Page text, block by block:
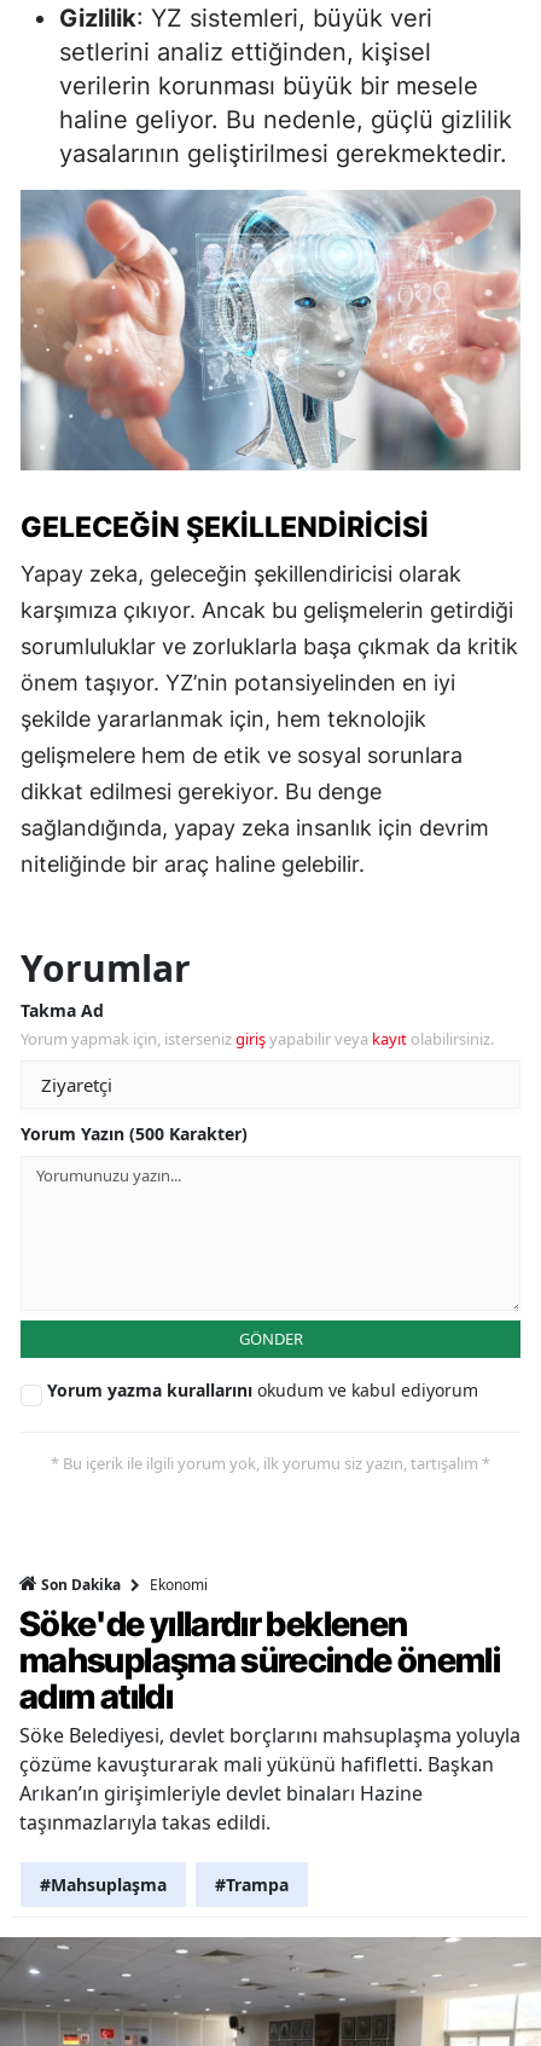
Gizlilik: YZ sistemleri, büyük veri
setlerini analiz ettiğinden, kişisel
verilerin korunması büyük bir mesele
haline geliyor. Bu nedenle, güçlü gizlilik
yasalarının geliştirilmesi gerekmektedir.
GELECEĞIN ŞEKILLENDIRICISI
Yapay zeka, geleceğin şekillendiricisi olarak
karşımıza çıkıyor. Ancak bu gelişmelerin getirdiği
sorumluluklar ve zorluklarla başa çıkmak da kritik
önem taşıyor. YZ’nin potansiyelinden en iyi
şekilde yararlanmak için, hem teknolojik
gelişmelere hem de etik ve sosyal sorunlara
dikkat edilmesi gerekiyor. Bu denge
sağlandığında, yapay zeka insanlık için devrim
niteliğinde bir araç haline gelebilir.
Yorumlar
Takma Ad
Yorum yapmak için, istersenizgirişyapabilir veya kayıt olabilirsiniz.
Yorum Yazın (500 Karakter)
GÖNDER
Yorum yazma kurallarını okudum ve kabul ediyorum
* Bu içerik ile ilgili yorum yok, ilk yorumu siz yazın, tartışalım *
Son Dakika Ekonomi
Söke'de yıllardır beklenen
mahsuplaşma sürecinde önemli
adım atıldı
Söke Belediyesi, devlet borçlarını mahsuplaşma yoluyla
çözüme kavuşturarak mali yükünü hafifletti. Başkan
Arıkan’ın girişimleriyle devlet binaları Hazine
taşınmazlarıyla takas edildi.
#Mahsuplaşma #Trampa